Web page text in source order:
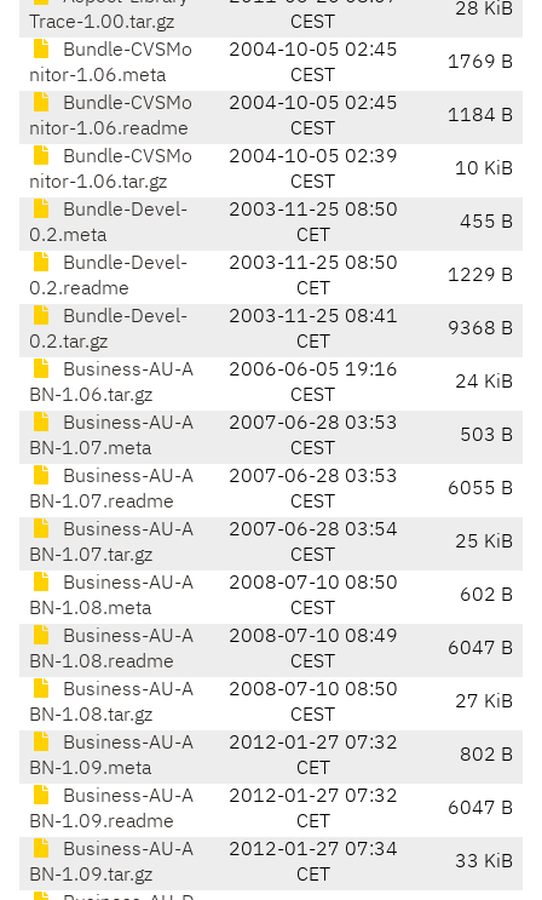
Trace-1.00.tar.gz
CEST
28 KiB
Bundle-CVSMo
nitor-1.06.meta
2004-10-05 02:45
CEST
1769 B
Bundle-CVSMo
nitor-1.06.readme
2004-10-05 02:45
CEST
1184 B
Bundle-CVSMo
nitor-1.06.tar.gz
2004-10-05 02:39
CEST
10 KiB
Bundle-Devel-
0.2.meta
2003-11-25 08:50
CET
455 B
Bundle-Devel-
0.2.readme
2003-11-25 08:50
CET
1229 B
Bundle-Devel-
0.2.tar.gz
2003-11-25 08:41
CET
9368 B
Business-AU-A
BN-1.06.tar.gz
2006-06-05 19:16
CEST
24 KiB
Business-AU-A
BN-1.07.meta
2007-06-28 03:53
CEST
503 B
Business-AU-A
BN-1.07.readme
2007-06-28 03:53
CEST
6055 B
Business-AU-A
BN-1.07.tar.gz
2007-06-28 03:54
CEST
25 KiB
Business-AU-A
BN-1.08.meta
2008-07-10 08:50
CEST
602 B
Business-AU-A
BN-1.08.readme
2008-07-10 08:49
CEST
6047 B
Business-AU-A
BN-1.08.tar.gz
2008-07-10 08:50
CEST
27 KiB
Business-AU-A
BN-1.09.meta
2012-01-27 07:32
CET
802 B
Business-AU-A
BN-1.09.readme
2012-01-27 07:32
CET
6047 B
Business-AU-A
BN-1.09.tar.gz
2012-01-27 07:34
CET
33 KiB